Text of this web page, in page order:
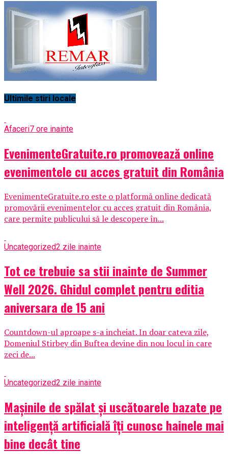
Ultimile stiri locale
Afaceri7 ore inainte
EvenimenteGratuite.ro promovează online
evenimentele cu acces gratuit din România
EvenimenteGratuite.ro este o platformă online dedicată
promovării evenimentelor cu acces gratuit din România,
care permite publicului să le descopere în...
Uncategorized2 zile inainte
Tot ce trebuie sa stii inainte de Summer
Well 2026. Ghidul complet pentru editia
aniversara de 15 ani
Countdown-ul aproape s-a incheiat. In doar cateva zile,
Domeniul Stirbey din Buftea devine din nou locul in care
zeci de...
Uncategorized2 zile inainte
Mașinile de spălat și uscătoarele bazate pe
inteligență artificială îți cunosc hainele mai
bine decât tine